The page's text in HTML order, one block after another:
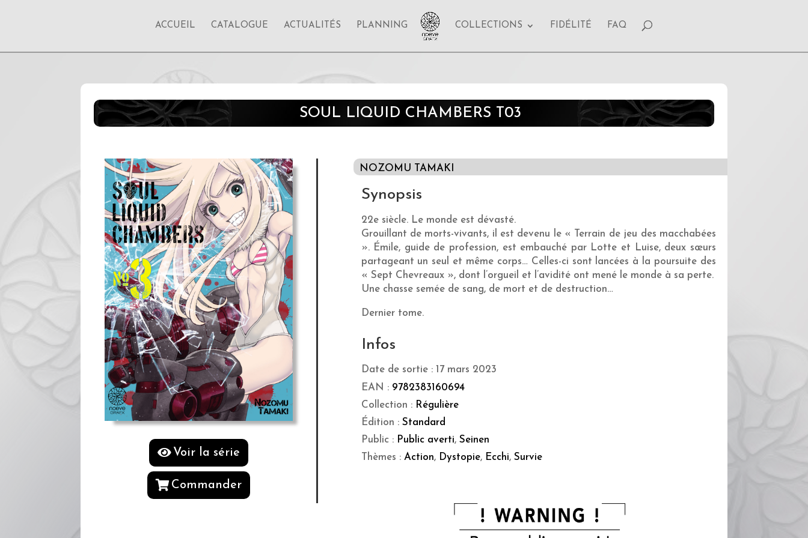
ACCUEIL CATALOGUE ACTUALITÉS PLANNING COLLECTIONS FIDÉLITÉ FAQ
SOUL LIQUID CHAMBERS T03
Voir la série
Commander
NOZOMU TAMAKI
Synopsis
22e siècle. Le monde est dévasté.
Grouillant de morts-vivants, il est devenu le « Terrain de jeu des macchabées
». Émile, guide de profession, est embauché par Lotte et Luise, deux sœurs
partageant un seul et même corps… Celles-ci sont lancées à la poursuite des
« Sept Chevreaux », dont l’orgueil et l’avidité ont mené le monde à sa perte.
Une chasse semée de sang, de mort et de destruction…
Dernier tome.
Infos
Date de sortie : 17 mars 2023
EAN : 9782383160694
Collection : Régulière
Édition : Standard
Public : Public averti, Seinen
Thèmes : Action, Dystopie, Ecchi, Survie